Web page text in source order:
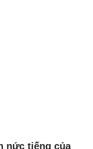
nức tiếng của